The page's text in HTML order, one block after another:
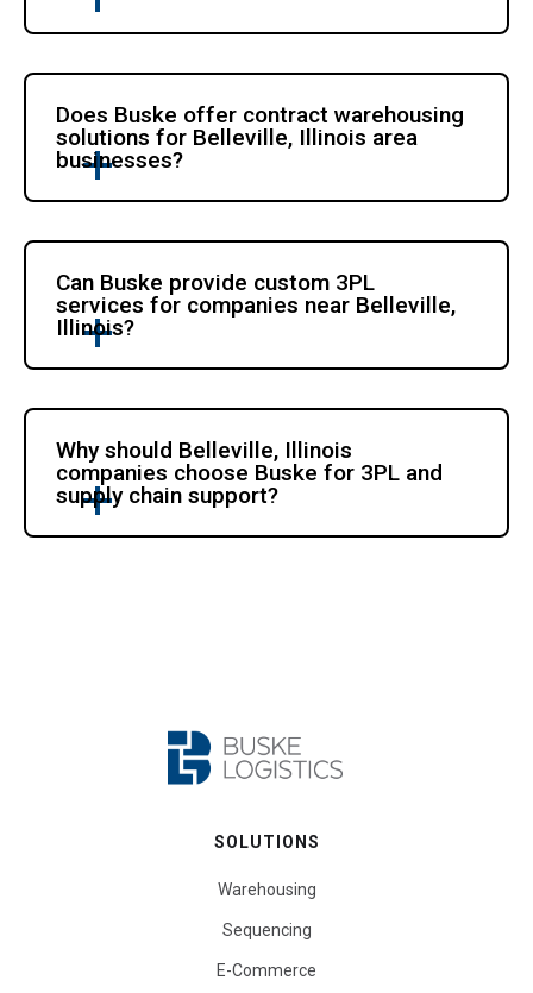
Does Buske offer contract warehousing
solutions for Belleville, Illinois area
businesses?
Can Buske provide custom 3PL
services for companies near Belleville,
Illinois?
Why should Belleville, Illinois
companies choose Buske for 3PL and
supply chain support?
SOLUTIONS
Warehousing
Sequencing
E-Commerce